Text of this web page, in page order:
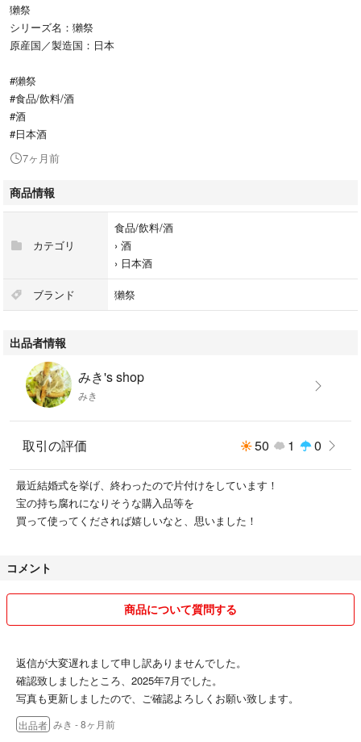
獺祭
シリーズ名：獺祭
原産国／製造国：日本
#獺祭
#食品/飲料/酒
#酒
#日本酒
7ヶ月前
商品情報
カテゴリ
食品/飲料/酒
› 酒
› 日本酒
ブランド 獺祭
出品者情報
みき's shop
みき
取引の評価 50 1 0
最近結婚式を挙げ、終わったので片付けをしています！
宝の持ち腐れになりそうな購入品等を
買って使ってくだされば嬉しいなと、思いました！
コメント
商品について質問する
返信が大変遅れまして申し訳ありませんでした。
確認致しましたところ、2025年7月でした。
写真も更新しましたので、ご確認よろしくお願い致します。
出品者 みき - 8ヶ月前